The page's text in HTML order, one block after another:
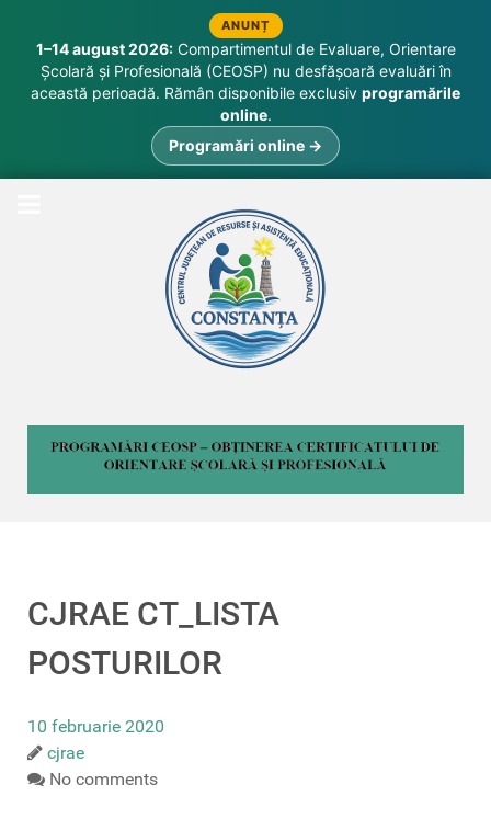
ANUNȚ
1–14 august 2026:Compartimentul de Evaluare, Orientare
Școlară și Profesională (CEOSP) nu desfășoară evaluări în
această perioadă. Rămân disponibile exclusiv programările
online.
Programări online →
CJRAE CT_LISTA
POSTURILOR
10 februarie 2020
cjrae
No comments